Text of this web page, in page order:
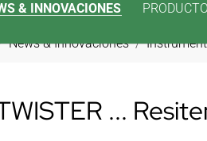
& INNOVACIONES
News & Innovaciones
...